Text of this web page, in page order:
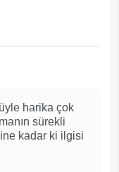
harika çok
sürekli
kadar ki ilgisi